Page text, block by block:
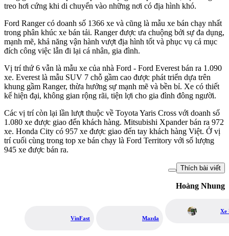
treo hơi cứng khi di chuyển vào những nơi có địa hình khó.
Ford Ranger có doanh số 1366 xe và cũng là mẫu xe bán chạy nhất
trong phân khúc xe bán tải. Ranger được ưa chuộng bởi sự đa dụng,
mạnh mẽ, khả năng vận hành vượt địa hình tốt và phục vụ cả mục
đích công việc lẫn đi lại cá nhân, gia đình.
Vị trí thứ 6 vẫn là mẫu xe của nhà Ford - Ford Everest bán ra 1.090
xe. Everest là mẫu SUV 7 chỗ gầm cao được phát triển dựa trên
khung gầm Ranger, thừa hưởng sự mạnh mẽ và bền bỉ. Xe có thiết
kế hiện đại, không gian rộng rãi, tiện lợi cho gia đình đông người.
Các vị trí còn lại lần lượt thuộc về Toyota Yaris Cross với doanh số
1.080 xe được giao đến khách hàng. Mitsubishi Xpander bán ra 972
xe. Honda City có 957 xe được giao đến tay khách hàng Việt. Ở vị
trí cuối cùng trong top xe bán chạy là Ford Territory với số lượng
945 xe được bán ra.
Thích bài viết
Hoàng Nhung
VinFast Mazda
Xe